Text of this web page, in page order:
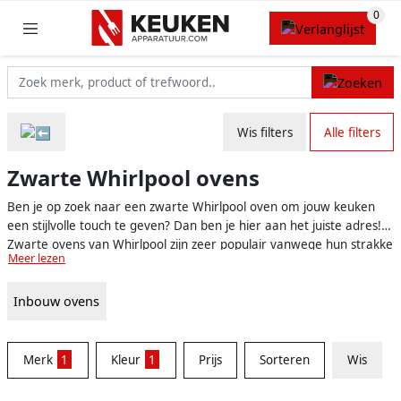
Wis filters Alle filters
Zwarte Whirlpool ovens
Ben je op zoek naar een zwarte Whirlpool oven om jouw keuken
een stijlvolle touch te geven? Dan ben je hier aan het juiste adres!
Zwarte ovens van Whirlpool zijn zeer populair vanwege hun strakke
design en uitstekende prestaties. Daarnaast zijn ze verkrijgbaar in
oven voor jouw keuken tussen zit. Laten we eens kijken naar de
bij het maken van een keuze.
Meer lezen
Inbouw ovens
Merk 1 Kleur 1 Prijs Sorteren Wis